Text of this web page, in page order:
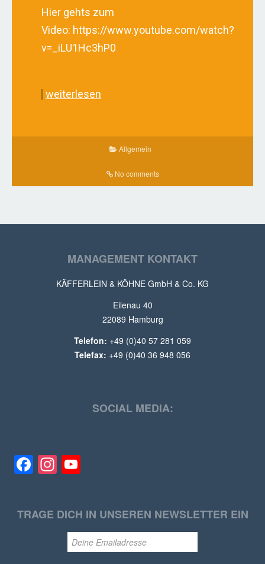
Hier gehts zum
Video: https://www.youtube.com/watch?
v=_iLU1Hc3hP0
weiterlesen
Allgemein
No comments
MANAGEMENT KONTAKT
KÄFFERLEIN & KÖHNE GmbH & Co. KG
Eilenau 40
22089 Hamburg
Telefon: +49 (0)40 57 281 059
Telefax: +49 (0)40 36 948 056
SOCIAL MEDIA:
Facebook
Instagram
TRAGE DICH IN UNSEREN NEWSLETTER EIN